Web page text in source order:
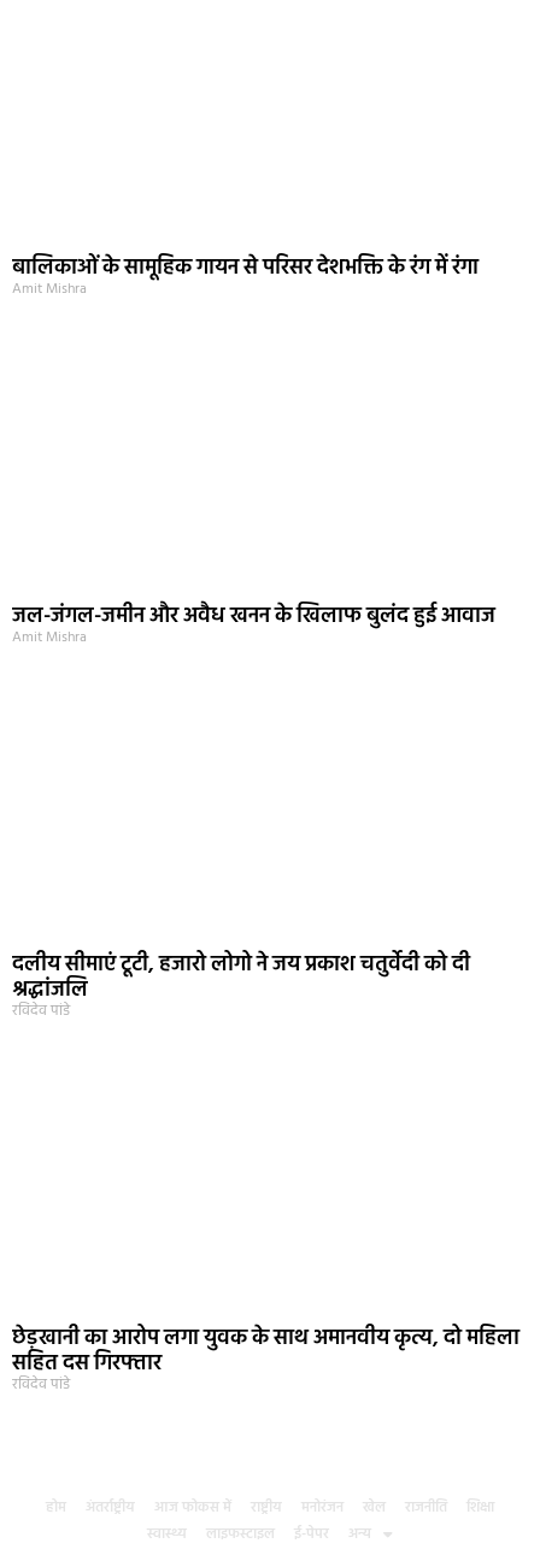
बालिकाओं के सामूहिक गायन से परिसर देशभक्ति के रंग में रंगा
Amit Mishra
जल-जंगल-जमीन और अवैध खनन के खिलाफ बुलंद हुई आवाज
Amit Mishra
दलीय सीमाएं टूटी, हजारो लोगो ने जय प्रकाश चतुर्वेदी को दी
श्रद्धांजलि
रविदेव पांडे
छेड़खानी का आरोप लगा युवक के साथ अमानवीय कृत्य, दो महिला
सहित दस गिरफ्तार
रविदेव पांडे
होम अंतर्राष्ट्रीय आज फोकस में राष्ट्रीय मनोरंजन खेल राजनीति
शिक्षा
स्वास्थ्य
लाइफस्टाइल ई-पेपर अन्य